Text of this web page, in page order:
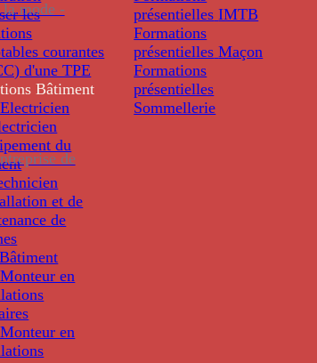
mode -
de
les
courantes
d'une TPE
Bâtiment
du
et de
de
en
en
présentielles IMTB
Formations
présentielles Maçon
Formations
présentielles
Sommellerie